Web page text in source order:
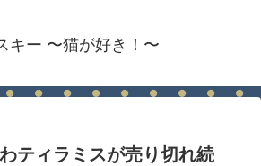
キー 〜猫が好き！〜
ティラミスが売り切れ続